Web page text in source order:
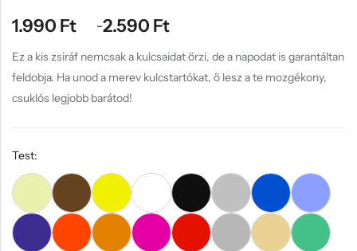
1.990 Ft –2.590 Ft
Ez a kis zsiráf nemcsak a kulcsaidat őrzi, de a napodat is garantáltan
feldobja. Ha unod a merev kulcstartókat, ő lesz a te mozgékony,
csuklós legjobb barátod!
Test:
Plüss
Táska, pénztárca
Egyéb ajándék ötletek